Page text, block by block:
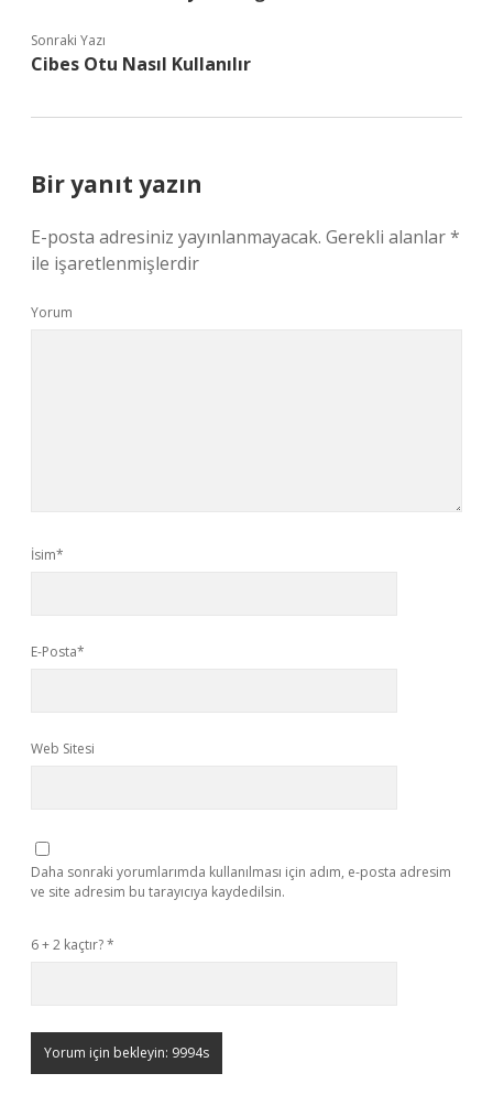
Sonraki Yazı
Cibes Otu Nasıl Kullanılır
Bir yanıt yazın
E-posta adresiniz yayınlanmayacak. Gerekli alanlar*
ile işaretlenmişlerdir
Yorum
İsim*
E-Posta*
Web Sitesi
Daha sonraki yorumlarımda kullanılması için adım, e-posta adresim
ve site adresim bu tarayıcıya kaydedilsin.
6 + 2 kaçtır?*